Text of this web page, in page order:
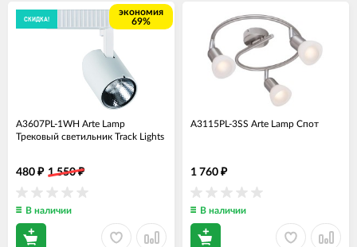
СКИДКА!
экономия
69%
A3607PL-1WH Arte Lamp
Трековый светильник Track Lights
480 ₽ 1 550₽
В наличии
A3115PL-3SS Arte Lamp Спот
1 760 ₽
В наличии